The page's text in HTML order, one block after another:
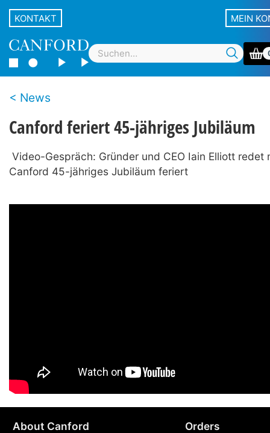
KONTAKT MEIN
News
Canford feriert 45-jähriges Jubiläum
Video-Gespräch: Gründer und CEO Iain Elliott redet
Canford 45-jähriges Jubiläum feriert
About Canford Orders